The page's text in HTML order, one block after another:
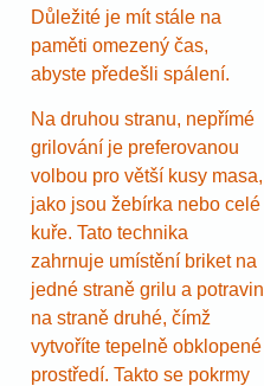
Důležité je mít stále na
paměti omezený čas,
abyste předešli spálení.
Na druhou stranu, nepřímé
grilování je preferovanou
volbou pro větší kusy masa,
jako jsou žebírka nebo celé
kuře. Tato technika
zahrnuje umístění briket na
jedné straně grilu a potravin
na straně druhé, čímž
vytvoříte tepelně obklopené
prostředí. Takto se pokrmy